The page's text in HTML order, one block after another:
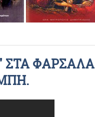
ΒΙΝΤΕΟ
ΣΤΑ ΦΑΡΣΑΛΑ